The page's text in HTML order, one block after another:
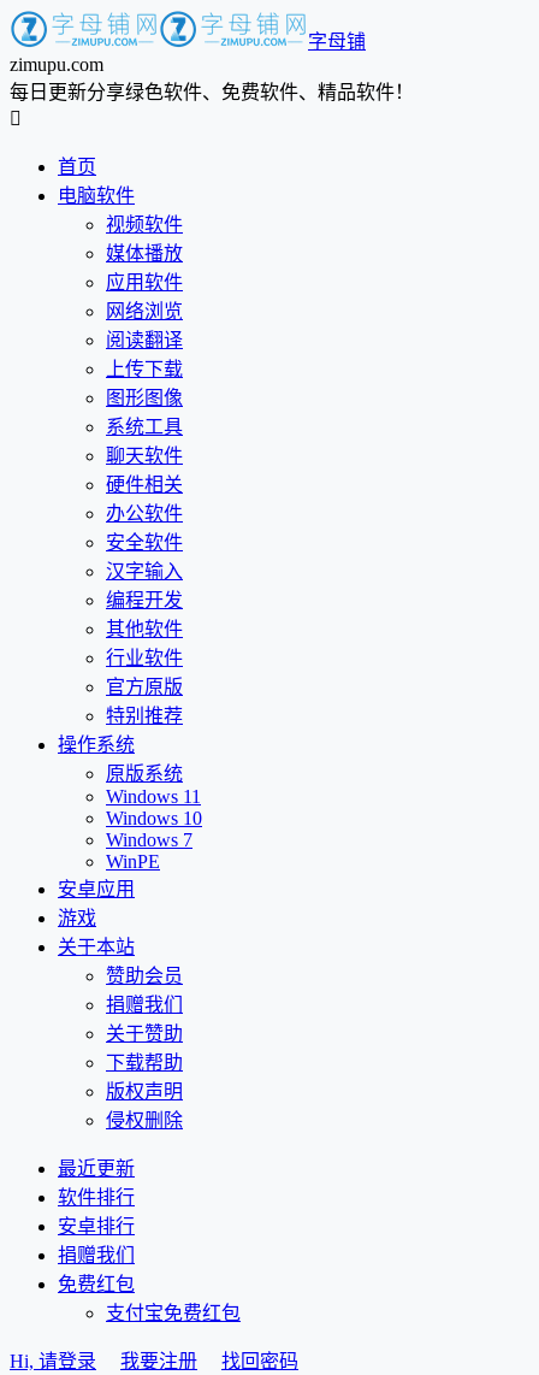
字母铺
zimupu.com
每日更新分享绿色软件、免费软件、精品软件！

首页
电脑软件
视频软件
媒体播放
应用软件
网络浏览
阅读翻译
上传下载
图形图像
系统工具
聊天软件
硬件相关
办公软件
安全软件
汉字输入
编程开发
其他软件
行业软件
官方原版
特别推荐
操作系统
原版系统
Windows 11
Windows 10
Windows 7
WinPE
安卓应用
游戏
关于本站
赞助会员
捐赠我们
关于赞助
下载帮助
版权声明
侵权删除
最近更新
软件排行
安卓排行
捐赠我们
免费红包
支付宝免费红包
Hi, 请登录 我要注册
找回密码